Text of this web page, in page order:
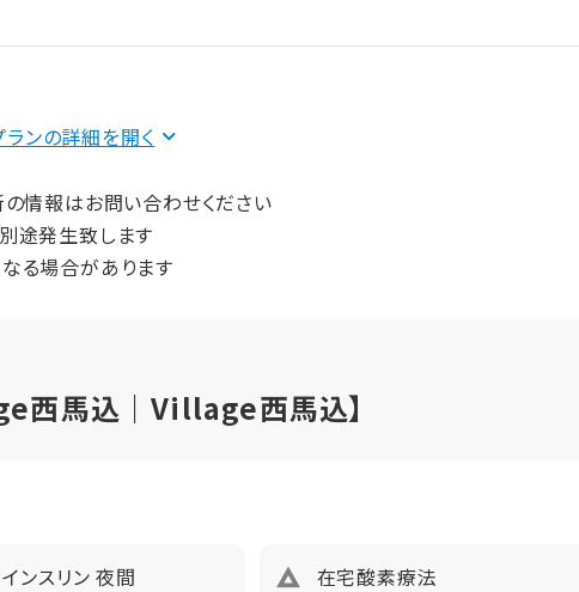
円（非課税）
円（非課税）
ンの詳細を
情報はお問い合わせください
途発生致します
る場合があります
西馬込｜Village西馬込】
ンスリン 夜間 在宅酸素療法